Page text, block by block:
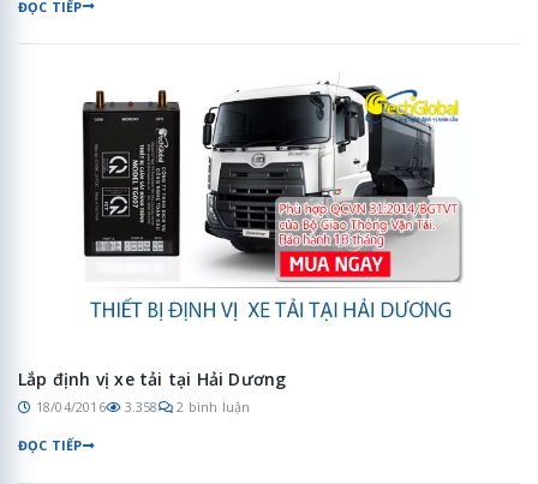
ĐỌC TIẾP
Lắp định vị xe tải tại Hải Dương
18/04/2016 3.358 2 bình luận
ĐỌC TIẾP